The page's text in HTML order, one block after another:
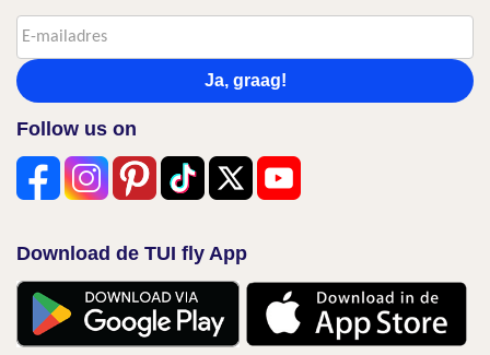
Ja, graag!
Follow us on
Download de TUI fly App